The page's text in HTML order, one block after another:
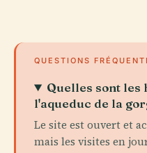
QUESTIONS
Quelles sont les
l'aqueduc de la
Le site est ouvert et
mais les visites en